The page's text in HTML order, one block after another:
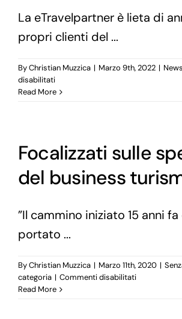
La eTravelpartner è lieta di
propri clienti del ...
ByChristian Muzzica | Marzo 9th, 2022 | News
disabilitatisu
CHART
Read More
Focalizzati sulle
del business
”Il cammino iniziato 15 anni fa
portato ...
ByChristian Muzzica | Marzo 11th, 2020 |
categoria | Commenti disabilitatisu
Read More